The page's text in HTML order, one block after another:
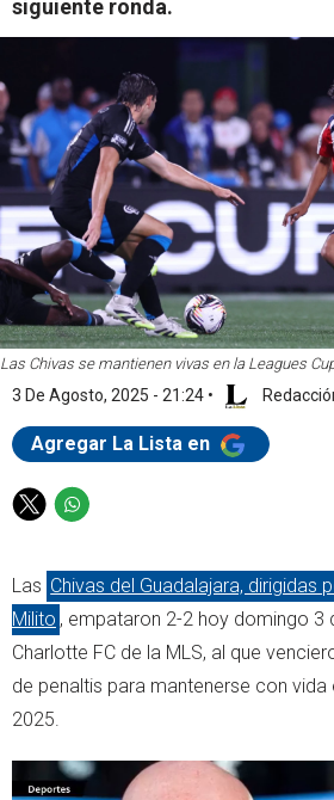
siguiente ronda.
Las Chivas se mantienen vivas en la Leagues
3 De Agosto, 2025 - 21:24 •
Agregar La Lista en
T
t
t
e
r
W
a
t
s
a
p
p
Las Chivas del Guadalajara, dirigidas
Milito , empataron 2-2 hoy domingo 3
Charlotte FC de la MLS, al que
de penaltis para mantenerse con vida
2025.